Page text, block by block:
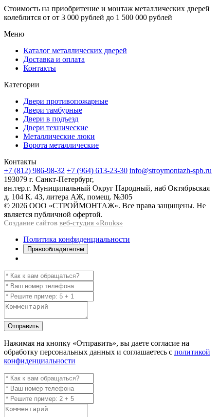
Стоимость на приобритение и монтаж металлических дверей
колеблится от от 3 000 рублей до 1 500 000 рублей
Меню
Каталог металлических дверей
Доставка и оплата
Контакты
Категории
Двери противопожарные
Двери тамбурные
Двери в подъезд
Двери технические
Металлические люки
Ворота металлические
Контакты
+7 (812) 986-98-32 +7 (964) 613-23-30 info@stroymontazh-spb.ru
193079 г. Санкт-Петербург,
вн.тер.г. Муниципальный Округ Народный, наб Октябрьская
д. 104 К. 43, литера АЖ, помещ. №305
© 2026 ООО «СТРОЙМОНТАЖ». Все права защищены. Не
является публичной офертой.
Создание сайтов веб-студия «Rouks»
Политика конфиденциальности
Правообладателям
Отправить
Нажимая на кнопку «Отправить», вы даете согласие на
обработку персональных данных и соглашаетесь с политикой
конфиденциальности